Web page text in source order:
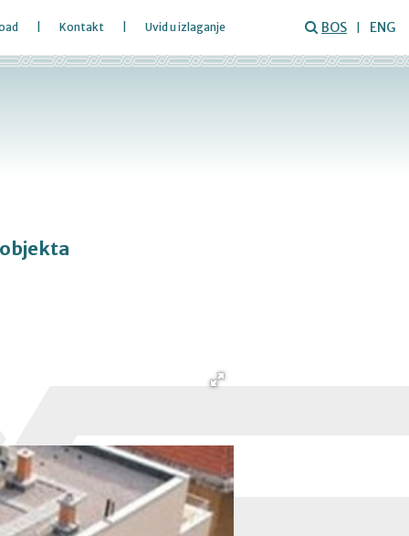
Kontakt Uvid u izlaganje BOS ENG